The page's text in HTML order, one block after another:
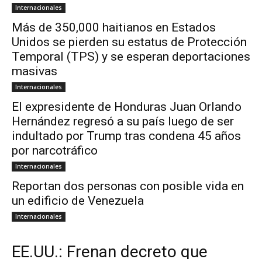
Internacionales
Más de 350,000 haitianos en Estados
Unidos se pierden su estatus de Protección
Temporal (TPS) y se esperan deportaciones
masivas
Internacionales
El expresidente de Honduras Juan Orlando
Hernández regresó a su país luego de ser
indultado por Trump tras condena 45 años
por narcotráfico
Internacionales
Reportan dos personas con posible vida en
un edificio de Venezuela
Internacionales
EE.UU.: Frenan decreto que